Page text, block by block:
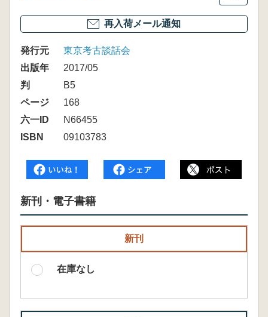
再入荷メール通知
発行元
東京考古談話会
出版年
2017/05
判
B5
ページ
168
六一ID
N66455
ISBN
09103783
新刊・電子書籍
新刊
在庫なし